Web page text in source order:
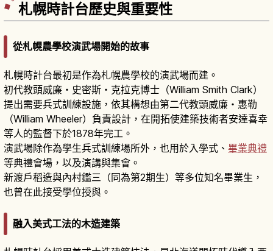
札幌時計台歷史與重要性
從札幌農學校演武場開始的故事
札幌時計台最初是作為札幌農學校的演武場而建。
初代教頭威廉・史密斯・克拉克博士（William Smith Clark）
提出需要兵式訓練設施，依其構想由第二代教頭威廉・惠勒
（William Wheeler）負責設計，在開拓使建築技術者安達喜幸
等人的監督下於1878年完工。
演武場除作為學生兵式訓練場所外，也用於入學式、 畢業典禮
等典禮會場，以及演講與集會。
新渡戶稻造與內村鑑三（同為第2期生）等多位知名畢業生，
也曾在此接受學位授與。
融入美式工法的木造建築